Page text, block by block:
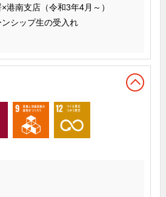
南支店（令和3年4月～）
シップ生の受入れ